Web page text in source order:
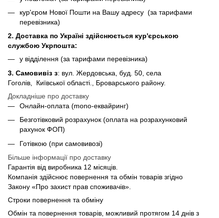
кур'єром Нової Пошти на Вашу адресу (за тарифами
перевізника)
2. Доставка по Україні здійснюється кур'єрською
службою Укрпошта:
у відділення (за тарифами перевізника)
3. Самовивіз з: вул. Жердовська, буд. 50, села
Гоголів, Київської області., Броварського району.
Докладніше про доставку
Онлайн-оплата (mono-еквайринг)
Безготівковий розрахунок (оплата на розрахунковий
рахунок ФОП)
Готівкою (при самовивозі)
Більше інформації про доставку
Гарантія від виробника 12 місяців.
Компанія здійснює повернення та обмін товарів згідно
Закону «Про захист прав споживачів».
Строки повернення та обміну
Обмін та повернення товарів, можливий протягом 14 днів з